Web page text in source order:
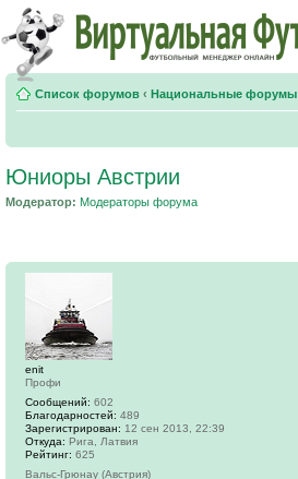
Список форумов ‹ Национальные форумы
Юниоры Австрии
Модератор: Модераторы форума
enit
Профи
Сообщений: 602
Благодарностей: 489
Зарегистрирован: 12 сен 2013, 22:39
Откуда: Рига, Латвия
Рейтинг: 625
Вальс-Грюнау (Австрия)